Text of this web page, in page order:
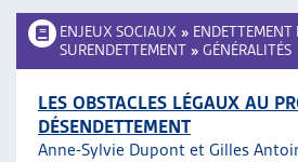
ENJEUX SOCIAUX » ENDETTEMENT
SURENDETTEMENT » GÉNÉRALITÉS
LES OBSTACLES LÉGAUX AU
DÉSENDETTEMENT
Anne-Sylvie Dupont et Gilles